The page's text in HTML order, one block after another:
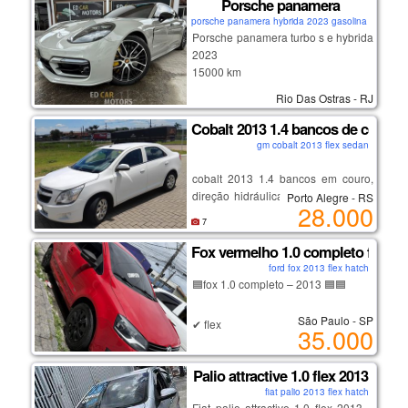
✅ revisado
✅ sem sinistro
✅ sem leilão
✅ tirado 0km na holanda
volkswagen.
Porsche panamera
porsche panamera hybrida 2023 gasolina coupe
Porsche panamera turbo s e hybrida
2023
15000 km
Rio Das Ostras - RJ
Cobalt 2013 1.4 bancos de couro
gm cobalt 2013 flex sedan
cobalt 2013 1.4 bancos em couro,
direção hidráulica, ar condicionado,
central multimídia, descanso de
braço do motorista, ar quente,
desembaçador traseiro,câmera de
Porto Alegre - RS
28.000
7
Fox vermelho 1.0 completo flex
ford fox 2013 flex hatch
🟦fox 1.0 completo – 2013 🟦🟦
✔ flex
✔ direção hidráulica
✔ vidros e travas elétricas
✔ carro espaçoso, confortável e
São Paulo - SP
35.000
Palio attractive 1.0 flex 2013
fiat palio 2013 flex hatch